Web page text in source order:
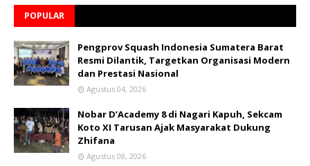
POPULAR
Pengprov Squash Indonesia Sumatera Barat
Resmi Dilantik, Targetkan Organisasi Modern
dan Prestasi Nasional
Agustus 04, 2026
Nobar D’Academy 8 di Nagari Kapuh, Sekcam
Koto XI Tarusan Ajak Masyarakat Dukung
Zhifana
Agustus 08, 2026